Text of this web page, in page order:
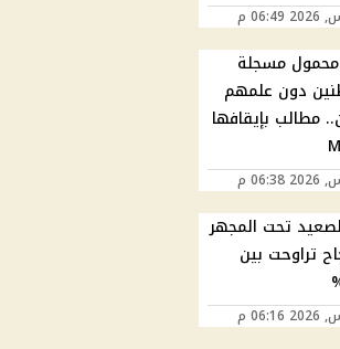
مسجلة
دون علمهم
مطالب بإيقافها
تحت المجهر
تراوحت بين